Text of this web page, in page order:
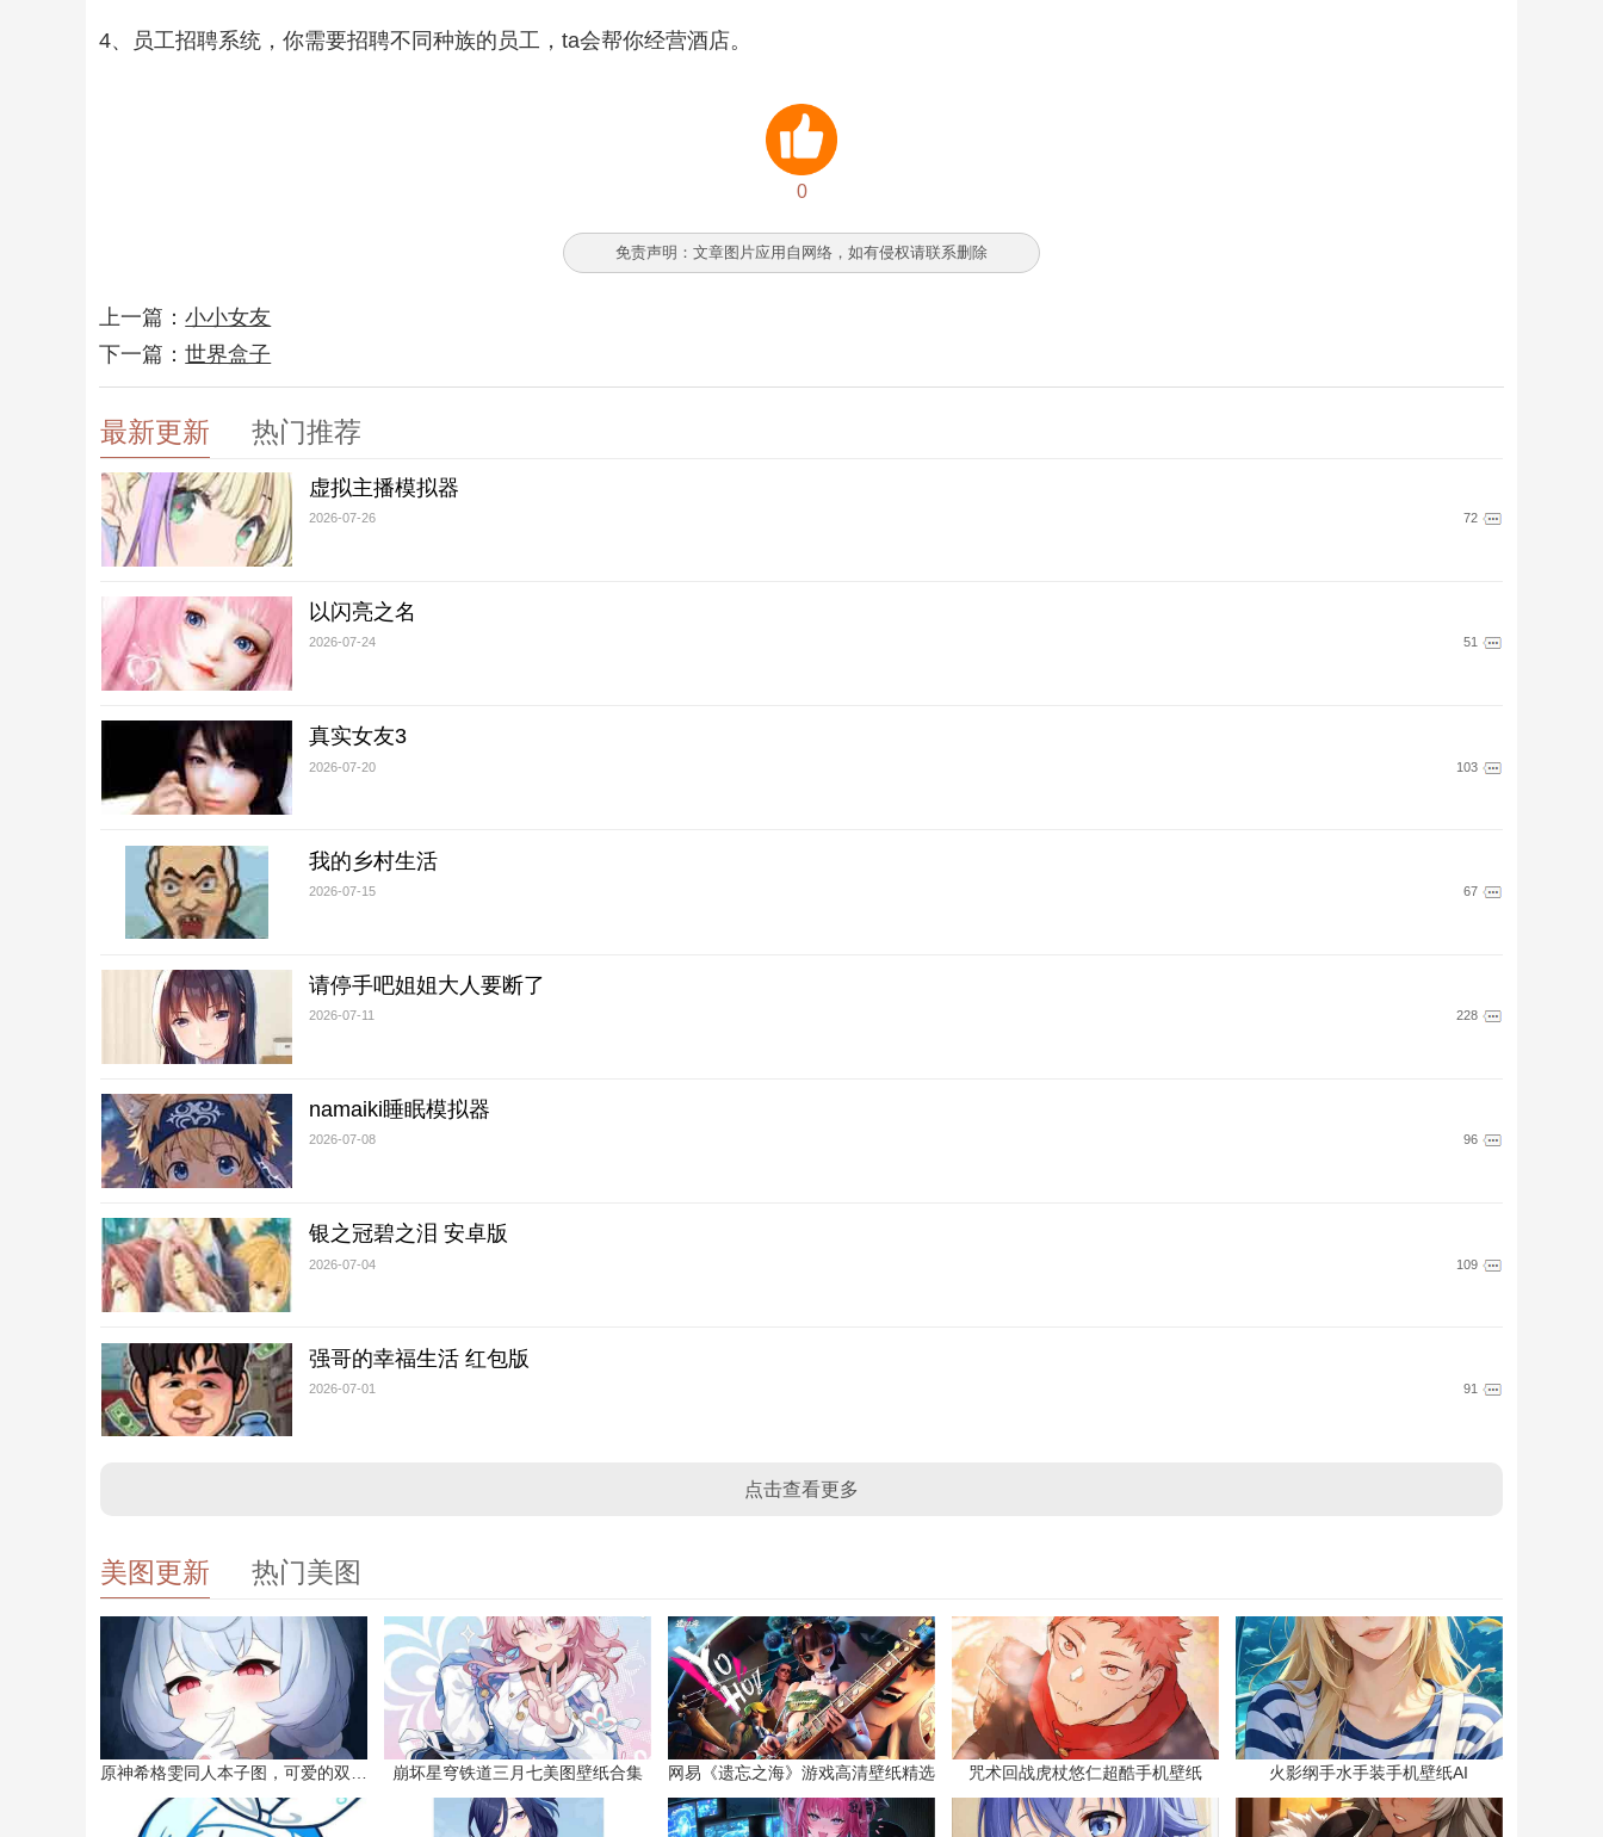
4、员工招聘系统，你需要招聘不同种族的员工，ta会帮你经营酒店。
0
免责声明：文章图片应用自网络，如有侵权请联系删除
上一篇：小小女友
下一篇：世界盒子
最新更新 热门推荐
虚拟主播模拟器
2026-07-26 72
以闪亮之名
2026-07-24 51
真实女友3
2026-07-20 103
我的乡村生活
2026-07-15 67
请停手吧姐姐大人要断了
2026-07-11 228
namaiki睡眠模拟器
2026-07-08 96
银之冠碧之泪 安卓版
2026-07-04 109
强哥的幸福生活 红包版
2026-07-01 91
点击查看更多
美图更新 热门美图
原神希格雯同人本子图，可爱的双马尾 崩坏星穹铁道三月七美图壁纸合集 网易《遗忘之海》游戏高清壁纸精选 咒术回战虎杖悠仁超酷手机壁纸 火影纲手水手装手机壁纸AI